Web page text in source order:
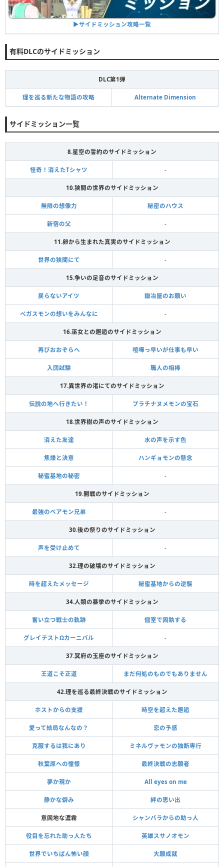
▶︎サイドミッション攻略一覧
有料DLCのサイドミッション
DLC第1弾
理を巡る新たな物語の攻略 Alternate Dimension
サイドミッション一覧
8.星空の誓約のサイドミッション
怪奇！消えたTシャツ -
10.狭間の世界のサイドミッション
無限の想像力 秘密のハウス
新宿の父 -
11.卵から生まれた真実のサイドミッション
世界の狭間にて -
15.争いの足音のサイドミッション
戻らないアイツ 鍛冶屋のお願い
ペガスモンの想いをみんなに -
16.巫女との邂逅のサイドミッション
再びおおぞらへ 喧嘩っ早いが仕事も早い
入団試験 職人の相棒
17.異世界の渚にてのサイドミッション
伝説の地へ行きたい！ プラチナヌメモンの宝石
18.世界樹の声のサイドミッション
消えた友達 水の声を示す色
焦燥と決意 ハンギョモンの懸念
秘蜜基地の秘密 -
19.開戦のサイドミッション
最強のベアモン兄弟 -
30.後の祭りのサイドミッション
声を受け止めて -
32.理の破壊のサイドミッション
時を超えたメッセージ 秘蜜基地からの逆襲
34.人類の暴挙のサイドミッション
奮い立つ戦士の軌跡 個室で固執する
グレイテストΩカーニバル -
37.冥府の玉座のサイドミッション
王道こそ正道 まだ何処のものでもありません
42.理を巡る最終決戦のサイドミッション
ホストからの支援 時空を超えた邂逅
愛って結局なんなの？ 恋の予感
克服するは我にあり ミネルヴァモンの独断専行
秋葉原への憧憬 最終決戦の志願者
夢か現か All eyes on me
静かな僻み 絆の思い出
意固地な濃霧 シャンバラからの助っ人
役目を忘れた助っ人たち 英雄スサノオモン
世界でいちばん怖い顔 大願成就